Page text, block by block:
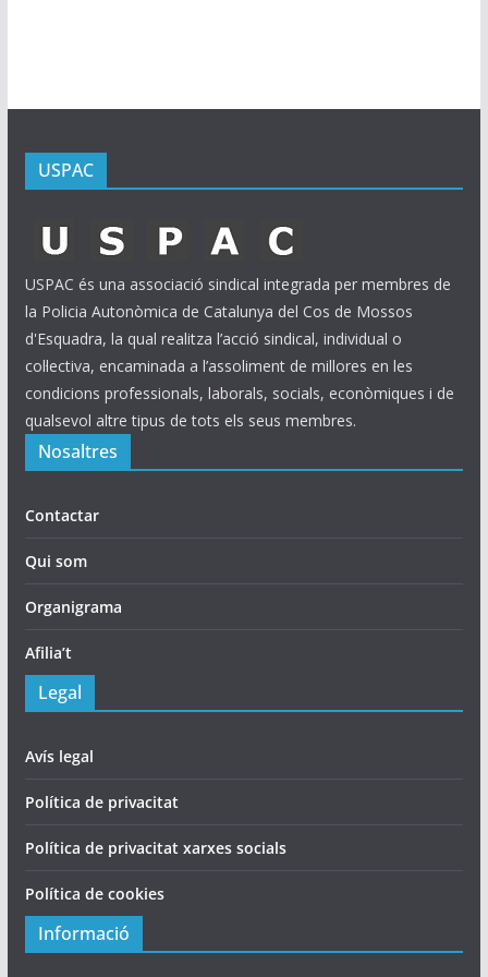
USPAC
USPAC és una associació sindical integrada per membres de
la Policia Autonòmica de Catalunya del Cos de Mossos
d'Esquadra, la qual realitza l’acció sindical, individual o
col·lectiva, encaminada a l’assoliment de millores en les
condicions professionals, laborals, socials, econòmiques i de
qualsevol altre tipus de tots els seus membres.
Nosaltres
Contactar
Qui som
Organigrama
Afilia’t
Legal
Avís legal
Política de privacitat
Política de privacitat xarxes socials
Política de cookies
Informació